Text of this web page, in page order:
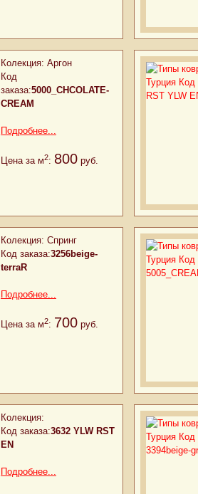
Колекция: Аргон
Код
заказа:5000_CHCOLATE-
CREAM
Подробнее...
Цена за м2: 800 руб.
Колекция: Спринг
Код заказа:3256beige-
terraR
Подробнее...
Цена за м2: 700 руб.
Колекция:
Код заказа:3632 YLW RST
EN
Подробнее...